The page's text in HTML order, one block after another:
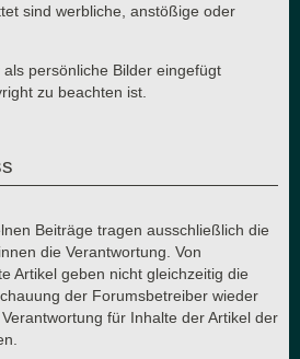
sind werbliche, anstößige oder
persönliche Bilder eingefügt
zu beachten ist.
Beiträge tragen ausschließlich die
die Verantwortung. Von
Artikel geben nicht gleichzeitig die
der Forumsbetreiber wieder
für Inhalte der Artikel der